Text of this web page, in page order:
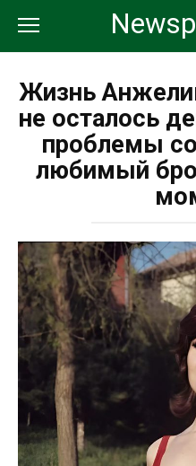
контенту
Жизнь
не осталось
проблемы
любимый